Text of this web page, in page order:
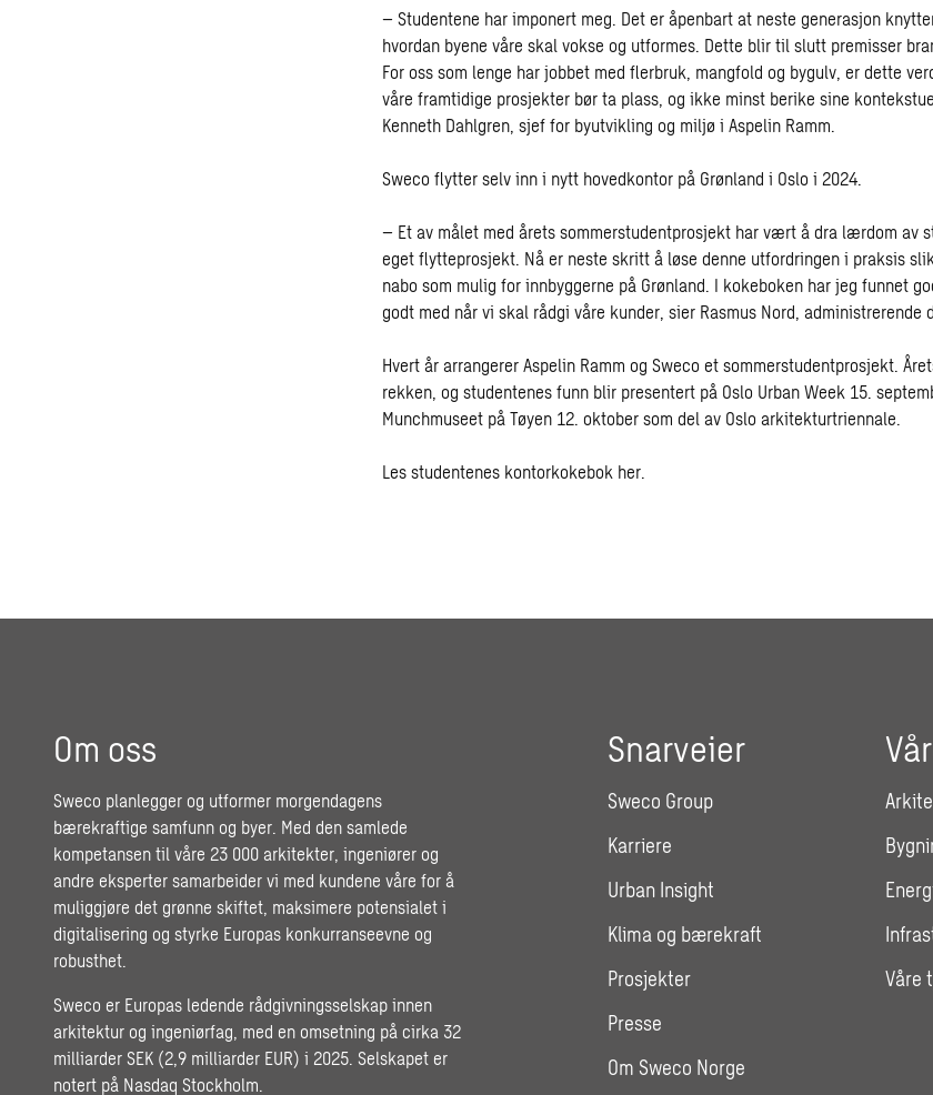
– Studentene har imponert meg. Det er åpenbart at neste generasjon
hvordan byene våre skal vokse og utformes. Dette blir til slutt premisser
For oss som lenge har jobbet med flerbruk, mangfold og bygulv, er dette
våre framtidige prosjekter bør ta plass, og ikke minst berike sine
Kenneth Dahlgren, sjef for byutvikling og miljø i Aspelin Ramm.
Sweco flytter selv inn i nytt hovedkontor på Grønland i Oslo i 2024.
– Et av målet med årets sommerstudentprosjekt har vært å dra lærdom av
eget flytteprosjekt. Nå er neste skritt å løse denne utfordringen i praksis
nabo som mulig for innbyggerne på Grønland. I kokeboken har jeg funnet
godt med når vi skal rådgi våre kunder, sier Rasmus Nord, administrerende
Hvert år arrangerer Aspelin Ramm og Sweco et sommerstudentprosjekt.
rekken, og studentenes funn blir presentert på Oslo Urban Week 15.
Munchmuseet på Tøyen 12. oktober som del av Oslo arkitekturtriennale.
Les studentenes kontorkokebok her.
Om oss
Sweco planlegger og utformer morgendagens
bærekraftige samfunn og byer. Med den samlede
kompetansen til våre 23 000 arkitekter, ingeniører og
andre eksperter samarbeider vi med kundene våre for å
muliggjøre det grønne skiftet, maksimere potensialet i
digitalisering og styrke Europas konkurranseevne og
robusthet.
Sweco er Europas ledende rådgivningsselskap innen
arkitektur og ingeniørfag, med en omsetning på cirka 32
milliarder SEK (2,9 milliarder EUR) i 2025. Selskapet er
notert på Nasdaq Stockholm.
Snarveier
Sweco Group
Karriere
Urban Insight
Klima og bærekraft
Prosjekter
Presse
Om Sweco Norge
Våre